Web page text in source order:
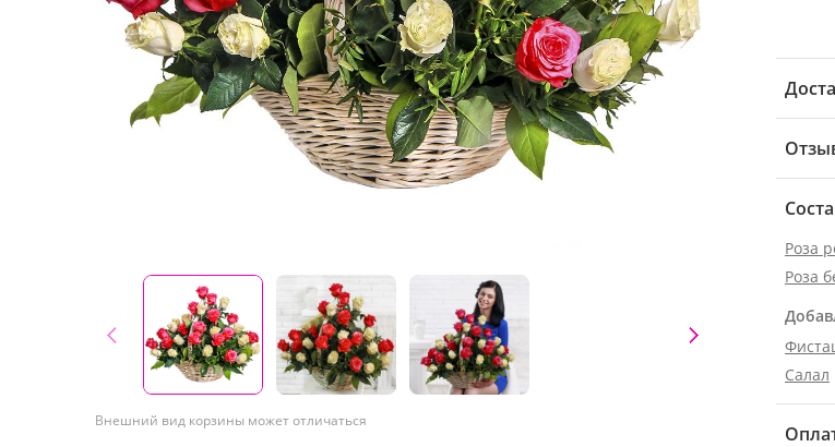
Внешний вид корзины может отличаться
Роза
Роза
Салал